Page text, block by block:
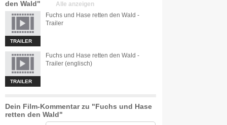
den Wald"
Alle anzeigen
TRAILER
Fuchs und Hase retten den Wald -
Trailer
TRAILER
Fuchs und Hase retten den Wald -
Trailer (englisch)
Dein Film-Kommentar zu "Fuchs und Hase
retten den Wald"